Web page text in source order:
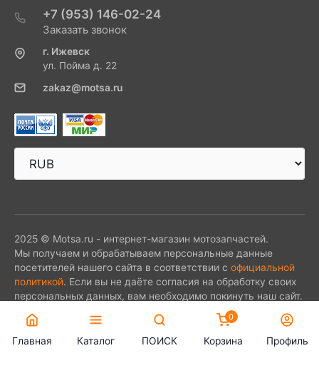
+7 (953) 146-02-24
Заказать звонок
г. Ижевск
ул. Пойма д. 22
zakaz@motsa.ru
2025 © Motsa.ru - интернет-магазин мотозапчастей.
Мы получаем и обрабатываем персональные данные
посетителей нашего сайта в соответствии с официальной
политикой. Если вы не даёте согласия на обработку своих
персональных данных, вам необходимо покинуть наш сайт.
Главная Каталог ПОИСК
0
Корзина Профиль